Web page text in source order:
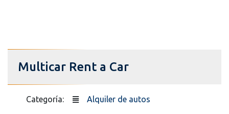
Multicar Rent a Car
Categoría: Alquiler de autos